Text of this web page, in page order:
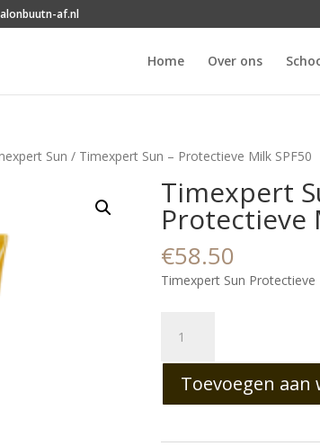
af.nl
Home Over ons
Sun / Timexpert Sun – Protectieve Milk SPF50
Timexpert
Protectieve
€58.50
Timexpert Sun Protectieve
Sun
-
Protectieve
Milk
Toevoegen aan